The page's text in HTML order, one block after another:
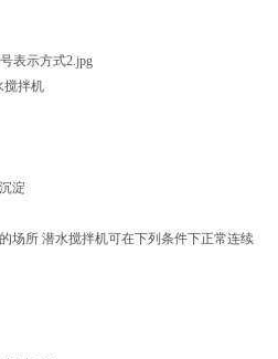
搅拌机
淀
场所 潜水搅拌机可在下列条件下正常连续